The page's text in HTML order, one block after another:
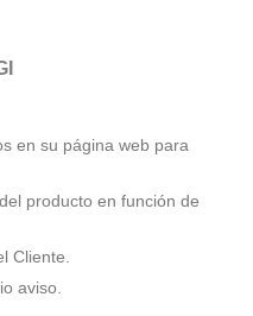
en su página web para
producto en función de
Cliente.
aviso.